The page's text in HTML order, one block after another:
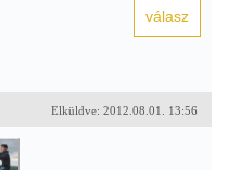
Elküldve: 2012.08.01. 13:56